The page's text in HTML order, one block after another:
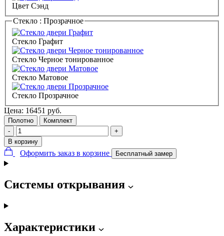
Цвет Сэнд
Стекло : Прозрачное
Стекло Графит
Стекло Черное тонированное
Стекло Матовое
Стекло Прозрачное
Цена: 16451 руб.
Полотно
Комплект
-
+
В корзину
Оформить заказ в корзине Бесплатный замер
Системы открывания
Характеристики